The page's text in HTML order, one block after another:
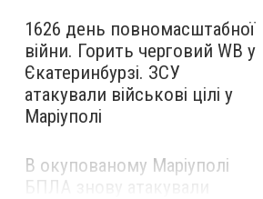
1626 день повномасштабної
війни. Горить черговий WB у
Єкатеринбурзі. ЗСУ
атакували військові цілі у
Маріуполі
В окупованому Маріуполі
БПЛА знову атакували